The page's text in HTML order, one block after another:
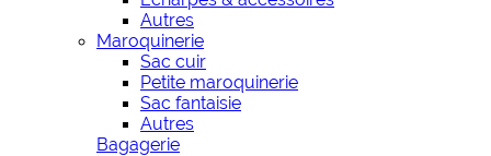
Autres
Maroquinerie
Sac cuir
Petite maroquinerie
Sac fantaisie
Autres
Bagagerie